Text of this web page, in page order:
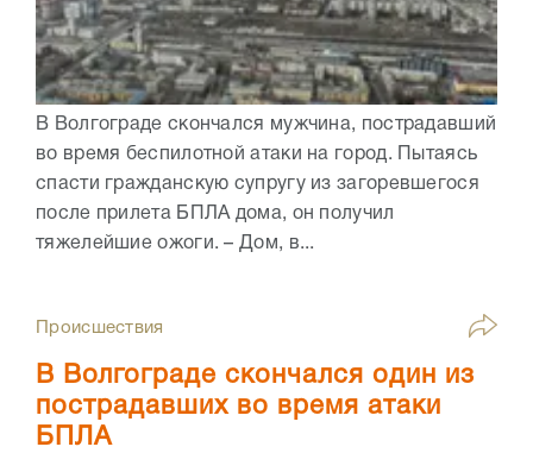
В Волгограде скончался мужчина, пострадавший
во время беспилотной атаки на город. Пытаясь
спасти гражданскую супругу из загоревшегося
после прилета БПЛА дома, он получил
тяжелейшие ожоги. – Дом, в...
Происшествия
В Волгограде скончался один из
пострадавших во время атаки
БПЛА